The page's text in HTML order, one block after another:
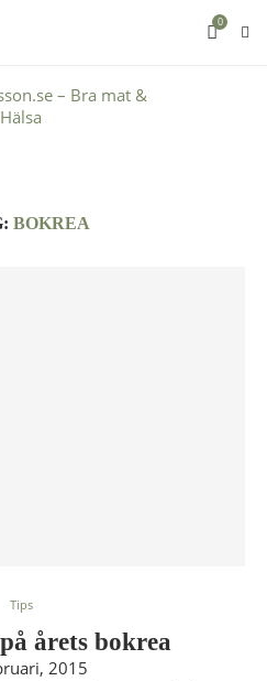
0
BOKREA
Tips
årets bokrea
2015